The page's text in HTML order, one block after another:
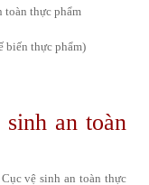
toàn thực phẩm
biến thực phẩm)
an toàn
vệ sinh an toàn thực